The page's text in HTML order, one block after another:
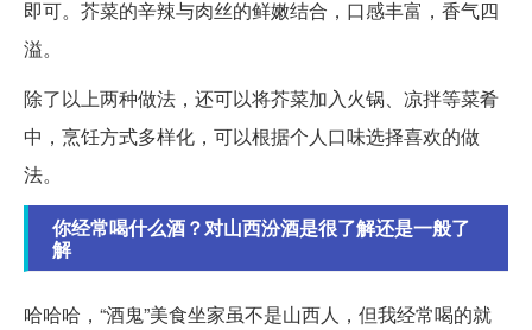
即可。芥菜的辛辣与肉丝的鲜嫩结合，口感丰富，香气四
溢。
除了以上两种做法，还可以将芥菜加入火锅、凉拌等菜肴
中，烹饪方式多样化，可以根据个人口味选择喜欢的做
法。
你经常喝什么酒？对山西汾酒是很了解还是一般了
解
哈哈哈，“酒鬼”美食坐家虽不是山西人，但我经常喝的就